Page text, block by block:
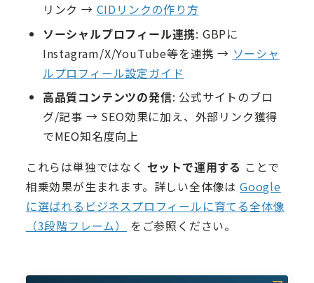
リンク → CIDリンクの作り方
ソーシャルプロフィール連携: GBPに
Instagram/X/YouTube等を連携 → ソーシャ
ルプロフィール設定ガイド
高品質コンテンツの発信: 公式サイトのブロ
グ/記事 → SEO効果に加え、外部リンク獲得
でMEO知名度向上
これらは単独ではなく セットで運用する ことで
相乗効果が生まれます。詳しい全体像は Google
に選ばれるビジネスプロフィールに育てる全体像
（3段階フレーム）
をご参照ください。